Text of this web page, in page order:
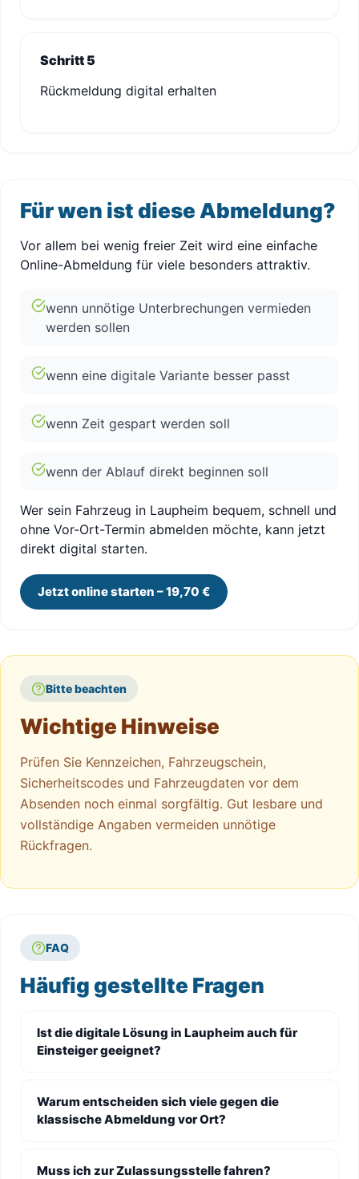
Schritt 5
Rückmeldung digital erhalten
Für wen ist diese Abmeldung?
Vor allem bei wenig freier Zeit wird eine einfache
Online-Abmeldung für viele besonders attraktiv.
wenn unnötige Unterbrechungen vermieden
werden sollen
wenn eine digitale Variante besser passt
wenn Zeit gespart werden soll
wenn der Ablauf direkt beginnen soll
Wer sein Fahrzeug in Laupheim bequem, schnell und
ohne Vor-Ort-Termin abmelden möchte, kann jetzt
direkt digital starten.
Jetzt online starten – 19,70 €
Bitte beachten
Wichtige Hinweise
Prüfen Sie Kennzeichen, Fahrzeugschein,
Sicherheitscodes und Fahrzeugdaten vor dem
Absenden noch einmal sorgfältig. Gut lesbare und
vollständige Angaben vermeiden unnötige
Rückfragen.
FAQ
Häufig gestellte Fragen
Ist die digitale Lösung in Laupheim auch für
Einsteiger geeignet?
Warum entscheiden sich viele gegen die
klassische Abmeldung vor Ort?
Muss ich zur Zulassungsstelle fahren?